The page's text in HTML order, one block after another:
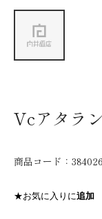
Vcアタラ
商品コード：
★お気に入りに追加